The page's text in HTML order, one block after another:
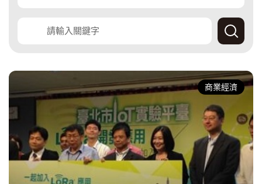
查
經
快
訊
資
料
商業經濟